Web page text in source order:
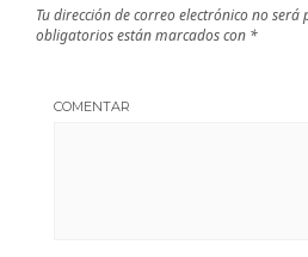
Tu dirección de correo electrónico no será
obligatorios están marcados con *
COMENTAR